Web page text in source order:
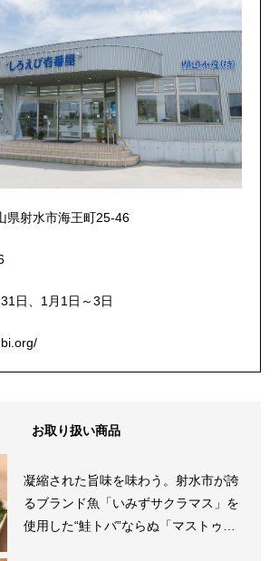
県射水市海王町25-46
日、1月1日～3日
お取り扱い商品
凝縮された旨味を味わう。射水市が誇
るブランド魚「いみずサクラマス」を
使用した“鮭トバ”ならぬ「マストゥ